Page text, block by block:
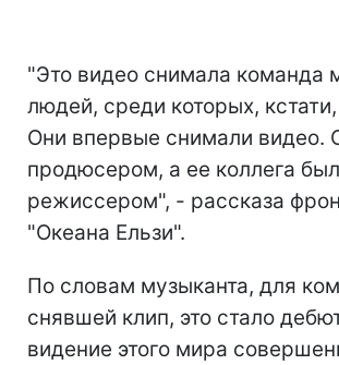
"Это видео снимала команда
людей, среди которых,
Они впервые снимали видео.
продюсером, а ее коллега был
режиссером", - рассказа
"Океана Ельзи".
По словам музыканта, для
снявшей клип, это стало
видение этого мира